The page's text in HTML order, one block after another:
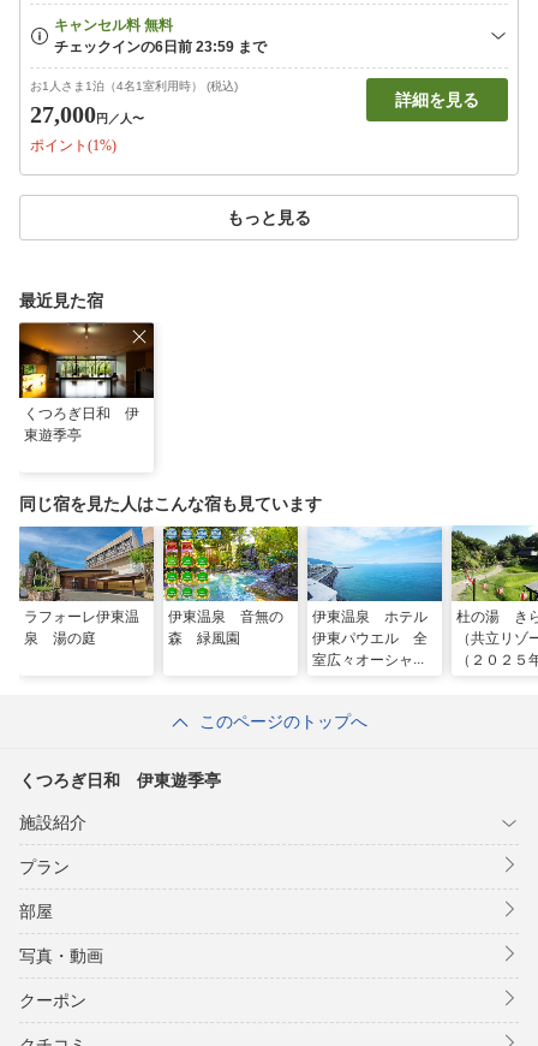
お1人さま1泊（4名1室利用時） (税込)
27,000円 ／人〜
ポイント(1%)
詳細を見る
もっと見る
最近見た宿
くつろぎ日和 伊
東遊季亭
同じ宿を見た人はこんな宿も見ています
ラフォーレ伊東温
泉 湯の庭
伊東温泉 音無の
森 緑風園
伊東温泉 ホテル
伊東パウエル 全
室広々オーシャ
杜の湯 き
（共立リゾ
（２０２５
このページのトップへ
くつろぎ日和 伊東遊季亭
施設紹介
プラン
部屋
写真・動画
クーポン